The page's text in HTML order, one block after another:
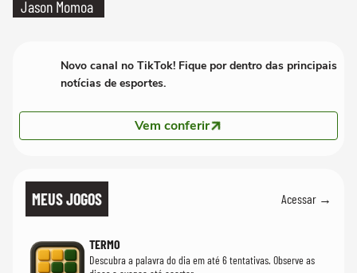
Jason Momoa
Novo canal no TikTok! Fique por dentro das principais
notícias de esportes.
Vem conferir
MEUS JOGOS Acessar →
TERMO
Descubra a palavra do dia em até 6 tentativas. Observe as